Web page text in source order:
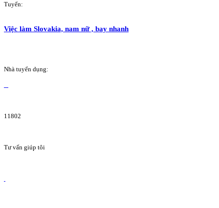
Tuyển:
Việc làm Slovakia, nam nữ , bay nhanh
Nhà tuyển dụng:
11802
Tư vấn giúp tôi